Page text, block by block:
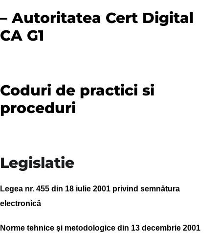
– Autoritatea Cert Digital
CA G1
Coduri de practici si
proceduri
Legislatie
Legea nr. 455 din 18 iulie 2001 privind semnătura
electronică
Norme tehnice şi metodologice din 13 decembrie 2001